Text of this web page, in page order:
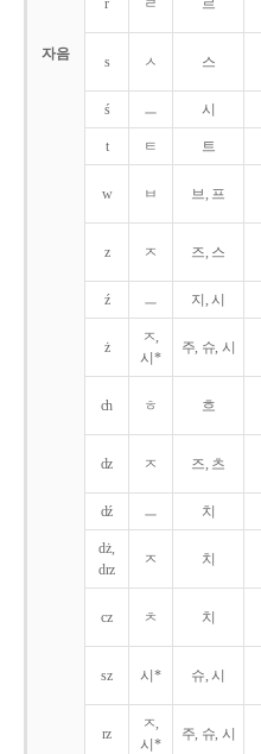
자음
r ㄹ 르
s ㅅ 스
ś ㅡ 시
t ㅌ 트
w ㅂ 브, 프
z ㅈ 즈, 스
ź ㅡ 지, 시
ż
ㅈ,
시*
주, 슈, 시
ch ㅎ 흐
dz ㅈ 즈, 츠
dź ㅡ 치
dż,
drz
ㅈ 치
cz ㅊ 치
sz 시* 슈, 시
rz
ㅈ,
시*
주, 슈, 시